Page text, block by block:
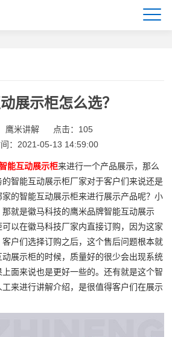
展示柜怎么选？
鹰米讲解
点击：105
：2021-05-13 14:59:00
能互动展示柜来进行一个产品展示，那么
智能互动展示柜厂家对于客户们来说还是
的智能互动展示柜来进行展示产品呢？小
就是徽马科技的鹰米品牌智能互动展示
以在徽马科技厂家内直接订购，因为这家
户们选择订购之后，这个售后问题根本就
展示柜的时候，质量好的很少会出现系统
面来说也是更好一些的。还有就是这个智
来进行讲解介绍，是很值得客户们在展示